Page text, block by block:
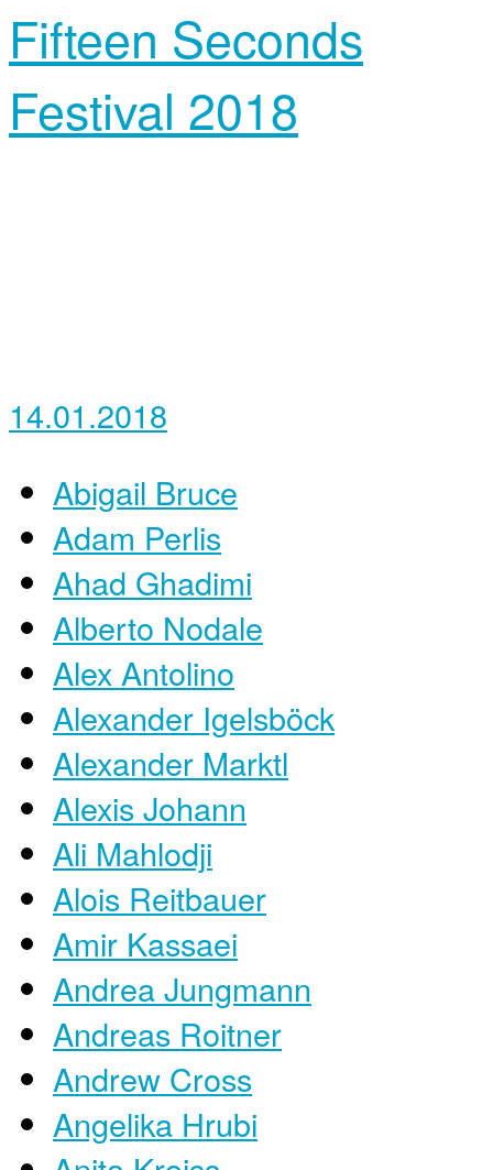
Fifteen Seconds
Festival 2018
14.01.2018
Abigail Bruce
Adam Perlis
Ahad Ghadimi
Alberto Nodale
Alex Antolino
Alexander Igelsböck
Alexander Marktl
Alexis Johann
Ali Mahlodji
Alois Reitbauer
Amir Kassaei
Andrea Jungmann
Andreas Roitner
Andrew Cross
Angelika Hrubi